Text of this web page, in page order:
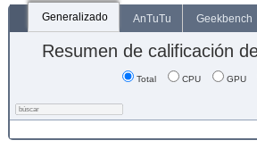
Generalizado AnTuTu Geekbench
Resumen de calificación
Total CPU GPU